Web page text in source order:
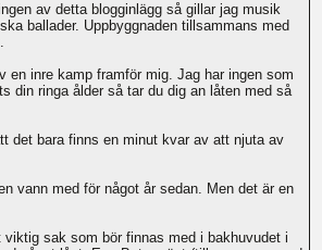
av detta blogginlägg så gillar jag musik
ballader. Uppbyggnaden tillsammans med
inre kamp framför mig. Jag har ingen som
din ringa ålder så tar du dig an låten med så
det bara finns en minut kvar av att njuta av
vann med för något år sedan. Men det är en
sak som bör finnas med i bakhuvudet i